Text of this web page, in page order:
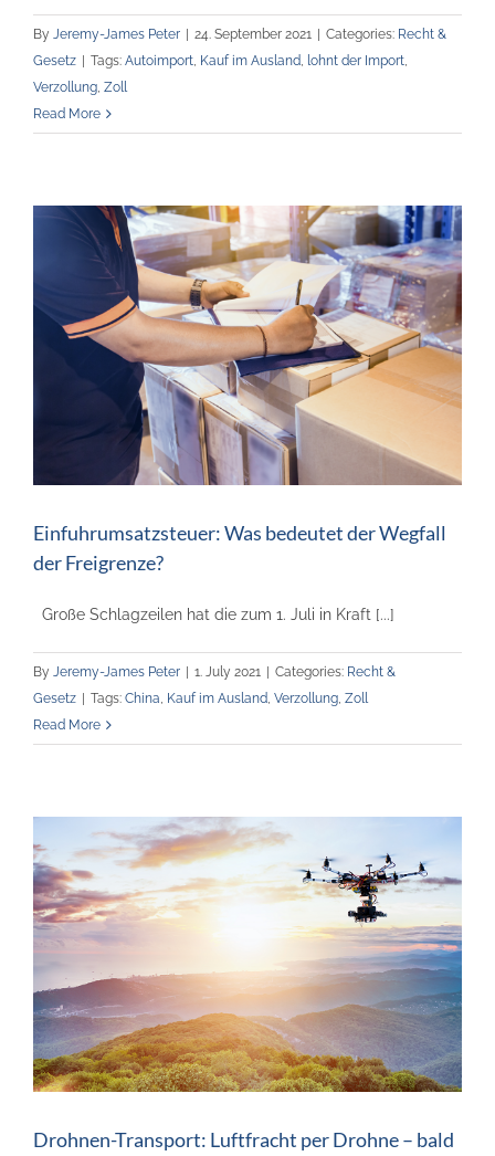
By Jeremy-James Peter | 24. September 2021 | Categories: Recht &
Gesetz | Tags: Autoimport, Kauf im Ausland, lohnt der Import,
Verzollung, Zoll
Read More
Einfuhrumsatzsteuer: Was bedeutet der Wegfall
der Freigrenze?
Große Schlagzeilen hat die zum 1. Juli in Kraft [...]
By Jeremy-James Peter 1. July 2021 Categories: Recht &
Gesetz
Tags: China, Kauf im Ausland, Verzollung, Zoll
Read More
Drohnen-Transport: Luftfracht per Drohne – bald